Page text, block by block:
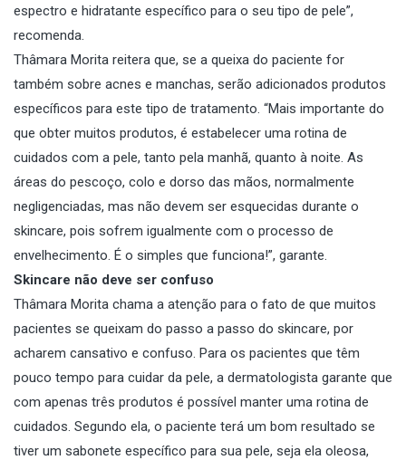
espectro e hidratante específico para o seu tipo de pele”,
recomenda.
Thâmara Morita reitera que, se a queixa do paciente for
também sobre acnes e manchas, serão adicionados produtos
específicos para este tipo de tratamento. “Mais importante do
que obter muitos produtos, é estabelecer uma rotina de
cuidados com a pele, tanto pela manhã, quanto à noite. As
áreas do pescoço, colo e dorso das mãos, normalmente
negligenciadas, mas não devem ser esquecidas durante o
skincare, pois sofrem igualmente com o processo de
envelhecimento. É o simples que funciona!”, garante.
Skincare não deve ser confuso
Thâmara Morita chama a atenção para o fato de que muitos
pacientes se queixam do passo a passo do skincare, por
acharem cansativo e confuso. Para os pacientes que têm
pouco tempo para cuidar da pele, a dermatologista garante que
com apenas três produtos é possível manter uma rotina de
cuidados. Segundo ela, o paciente terá um bom resultado se
tiver um sabonete específico para sua pele, seja ela oleosa,